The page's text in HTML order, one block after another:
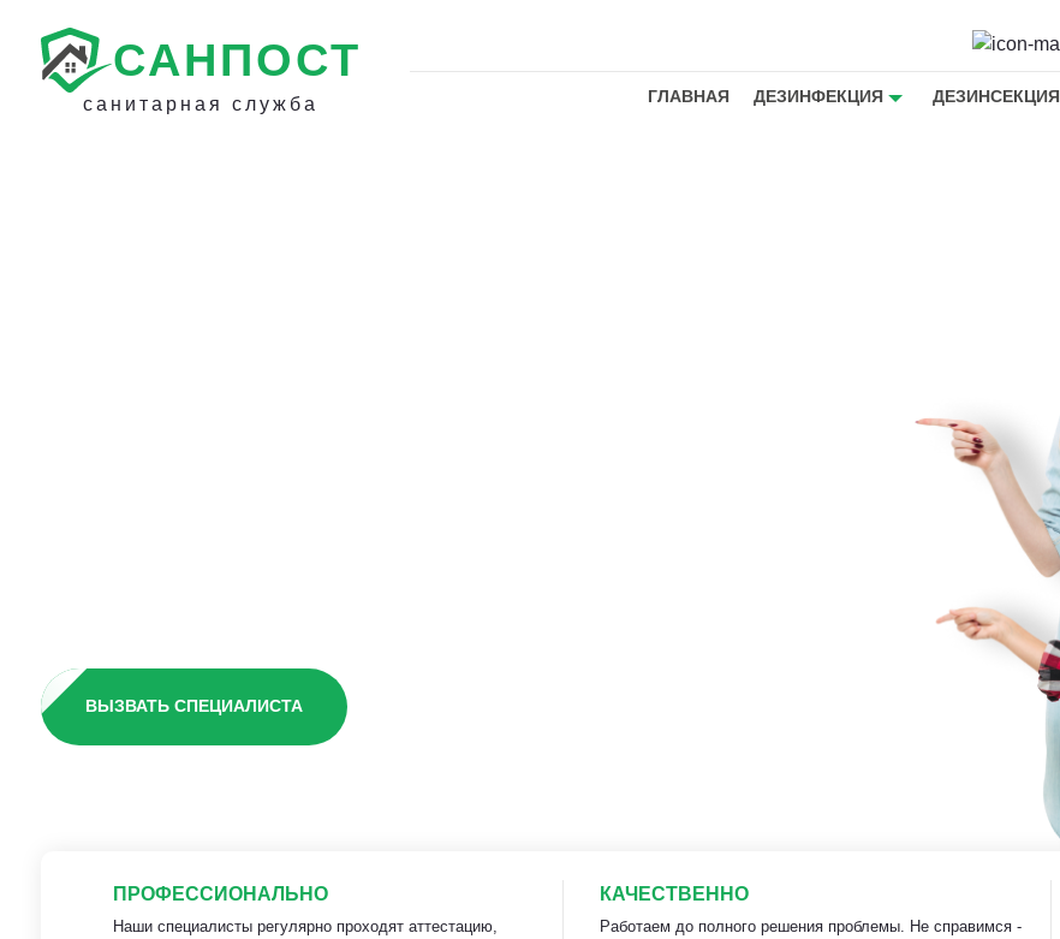
САНПОСТ
санитарная служба ГЛАВНАЯ ДЕЗИНФЕКЦИЯ ДЕЗИНСЕКЦИЯ
ВЫЗВАТЬ СПЕЦИАЛИСТА
ПРОФЕССИОНАЛЬНО
Наши специалисты регулярно проходят аттестацию,
КАЧЕСТВЕННО
Работаем до полного решения проблемы. Не справимся -